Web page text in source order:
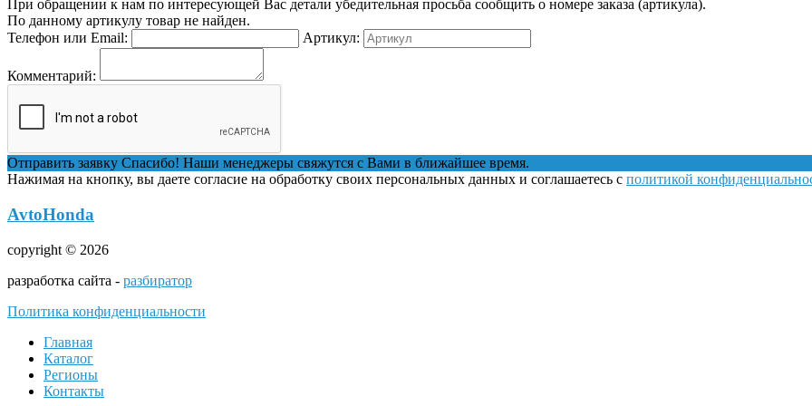
При обращении к нам по интересующей Вас детали убедительная просьба сообщить о номере заказа (артикула).
По данному артикулу товар не найден.
Телефон или Email:
Артикул:
Комментарий:
Отправить заявку Спасибо! Наши менеджеры свяжутся с Вами в ближайшее время.
Нажимая на кнопку, вы даете согласие на обработку своих персональных данных и соглашаетесь с политикой
AvtoHonda
copyright © 2026
разработка сайта - разбиратор
Политика конфиденциальности
Главная
Каталог
Регионы
Контакты